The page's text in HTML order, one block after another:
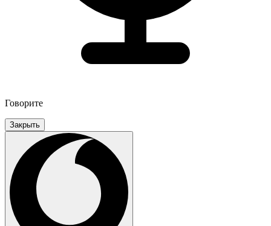
Говорите
Закрыть